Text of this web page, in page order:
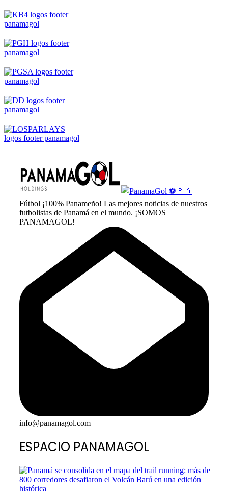
Fútbol ¡100% Panameño! Las mejores noticias de nuestros
futbolistas de Panamá en el mundo. ¡SOMOS
PANAMAGOL!
info@panamagol.com
ESPACIO PANAMAGOL